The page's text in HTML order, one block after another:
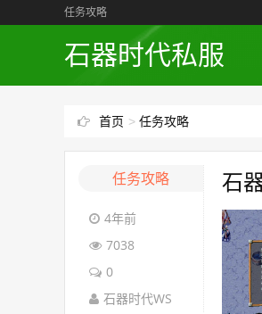
任务攻略
石器时代私服
首页 > 任务攻略
任务攻略
4年前
7038
0
石器时代WS
石